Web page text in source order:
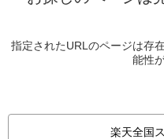
指定されたURLのページは存
能性
楽天全国